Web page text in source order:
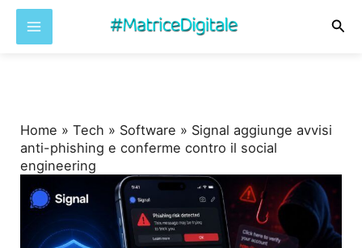
Home »Tech » Software » Signal aggiunge avvisi
anti-phishing e conferme contro il social
engineering